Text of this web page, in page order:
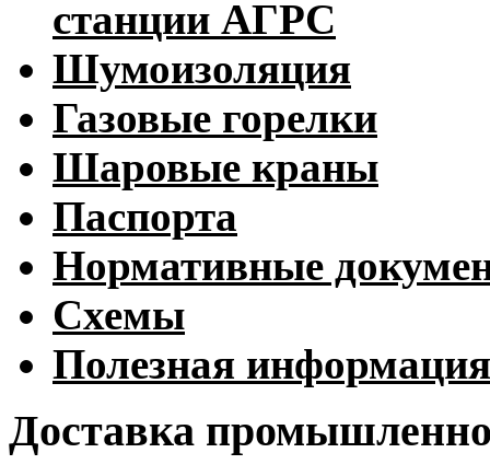
станции АГРС
Шумоизоляция
Газовые горелки
Шаровые краны
Паспорта
Нормативные
Схемы
Полезная информация
Доставка